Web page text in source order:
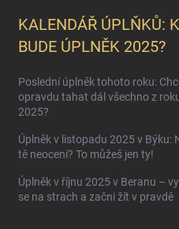
KALENDÁŘ ÚPLŇKŮ:
BUDE ÚPLNĚK 2025?
Poslední úplněk tohoto roku:
opravdu tahat dál všechno z
2025?
Úplněk v listopadu 2025 v Býku:
tě neocení? To můžeš jen ty!
Úplněk v říjnu 2025 v Beranu –
se na strach a začni žít v pravdě